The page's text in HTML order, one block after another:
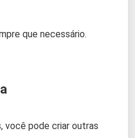
que necessário.
você pode criar outras